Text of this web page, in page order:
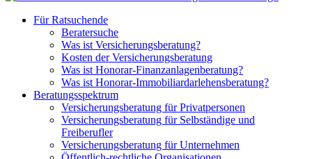
Für Ratsuchende
Beratersuche
Was ist Versicherungsberatung?
Kosten der Versicherungsberatung
Was ist Honorar-Finanzanlagenberatung?
Was ist Honorar-Immobiliardarlehensberatung?
Beratungsspektrum
Versicherungsberatung für Privatpersonen
Versicherungsberatung für Selbständige und
Freiberufler
Versicherungsberatung für Unternehmen